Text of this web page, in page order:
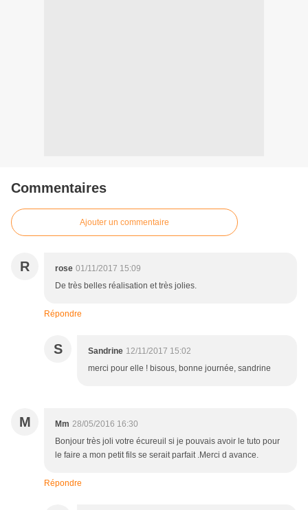
Commentaires
Ajouter un commentaire
R rose 01/11/2017 15:09
De très belles réalisation et très jolies.
Répondre
S Sandrine 12/11/2017 15:02
merci pour elle ! bisous, bonne journée, sandrine
M Mm 28/05/2016 16:30
Bonjour très joli votre écureuil si je pouvais avoir le tuto pour
le faire a mon petit fils se serait parfait .Merci d avance.
Répondre